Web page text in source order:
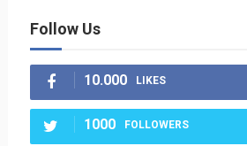
Follow Us
10.000 LIKES
1000 FOLLOWERS